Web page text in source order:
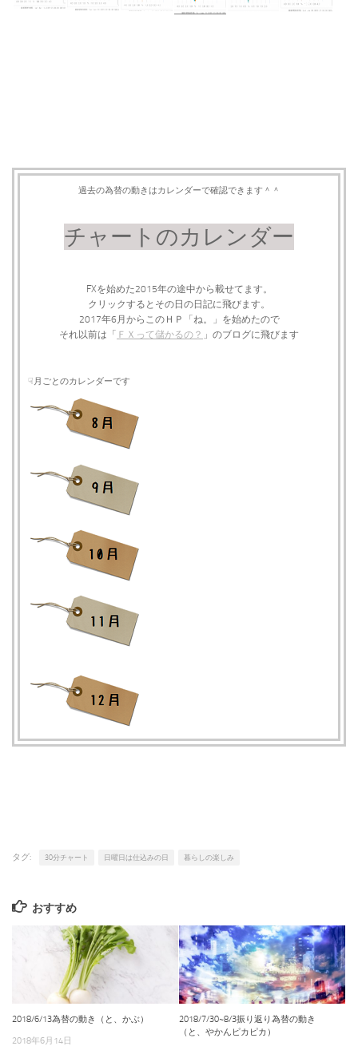
過去の為替の動きはカレンダーで確認できます＾＾
チャートのカレンダー
FXを始めた2015年の途中から載せてます。
クリックするとその日の日記に飛びます。
2017年6月からこのＨＰ「ね。」を始めたので
それ以前は「 ＦＸって儲かるの？ 」のブログに飛びます
☟月ごとのカレンダーです
タグ: 30分チャート 日曜日は仕込みの日 暮らしの楽しみ
おすすめ
2018/6/13為替の動き（と、かぶ）
2018年6月14日
2018/7/30~8/3振り返り為替の動き
（と、やかんピカピカ）